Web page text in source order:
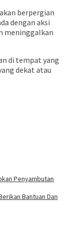
berpergian
dengan aksi
meninggalkan
di tempat yang
dekat atau
Penyambutan
Bantuan Dan